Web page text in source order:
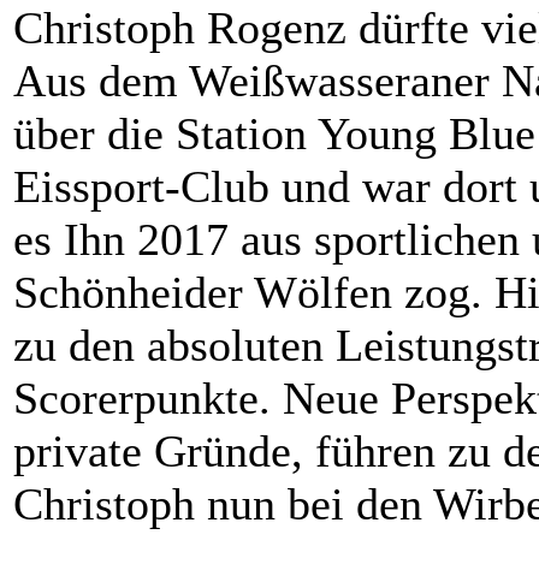
Christoph Rogenz dürfte
Aus dem Weißwasseraner
über die Station Young
Eissport-Club und war dort
es Ihn 2017 aus
Schönheider Wölfen zog.
zu den absoluten
Scorerpunkte. Neue
private Gründe, führen zu
Christoph nun bei den